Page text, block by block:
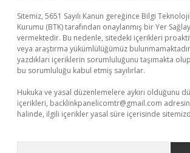
Sitemiz, 5651 Sayılı Kanun gereğince Bilgi
Kurumu (BTK) tarafından onaylanmış bir Yer
vermektedir. Bu nedenle, sitedeki içerikleri
veya araştırma yükümlülüğümüz
yazdıkları içeriklerin sorumluluğunu taşımakta
bu sorumluluğu kabul etmiş sayılırlar.
Hukuka ve yasal düzenlemelere aykırı olduğunu
içerikleri, backlinkpanelicomtr@gmail.com
halinde, ilgili içerikler yasal süre içerisinde